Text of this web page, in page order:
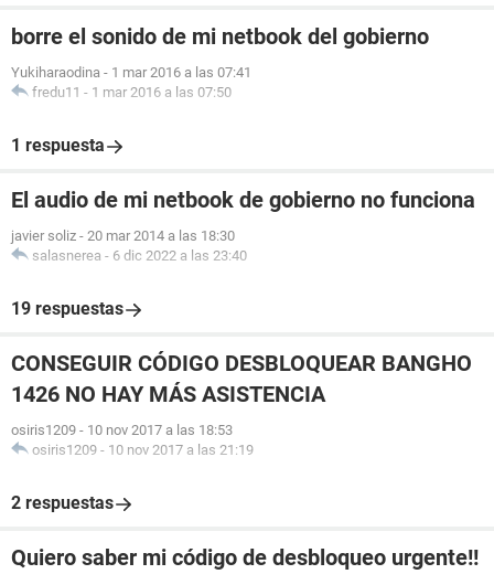
borre el sonido de mi netbook del gobierno
Yukiharaodina - 1 mar 2016 a las 07:41
fredu11 - 1 mar 2016 a las 07:50
1 respuesta
El audio de mi netbook de gobierno no funciona
javier soliz - 20 mar 2014 a las 18:30
salasnerea - 6 dic 2022 a las 23:40
19 respuestas
CONSEGUIR CÓDIGO DESBLOQUEAR BANGHO
1426 NO HAY MÁS ASISTENCIA
osiris1209 - 10 nov 2017 a las 18:53
osiris1209 - 10 nov 2017 a las 21:19
2 respuestas
Quiero saber mi código de desbloqueo urgente!!